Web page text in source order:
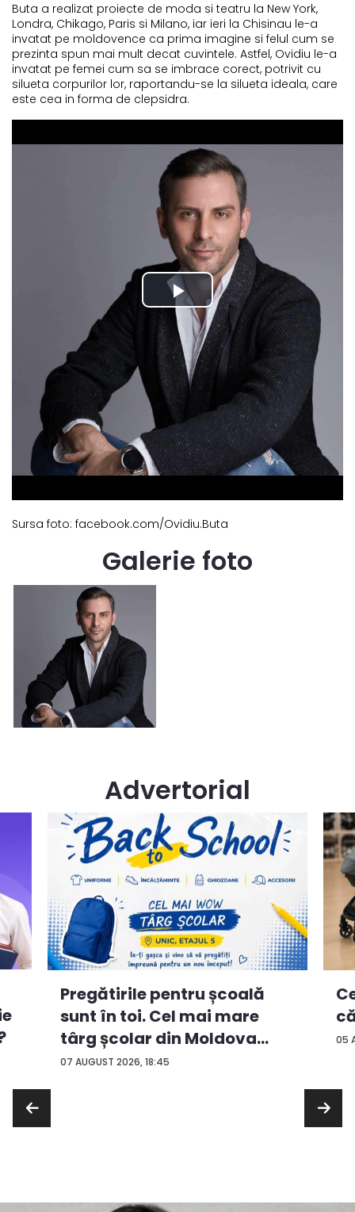
Buta a realizat proiecte de moda si teatru la New York,
Londra, Chikago, Paris si Milano, iar ieri la Chisinau le-a
invatat pe moldovence ca prima imagine si felul cum se
prezinta spun mai mult decat cuvintele. Astfel, Ovidiu le-a
invatat pe femei cum sa se imbrace corect, potrivit cu
silueta corpurilor lor, raportandu-se la silueta ideala, care
este cea in forma de clepsidra.
Sursa foto: facebook.com/Ovidiu.Buta
Galerie foto
Advertorial
07 AUGUST 2026, 18:45
Pregătirile pentru școală
sunt în toi. Cel mai mare
târg școlar din Moldova
con...
05